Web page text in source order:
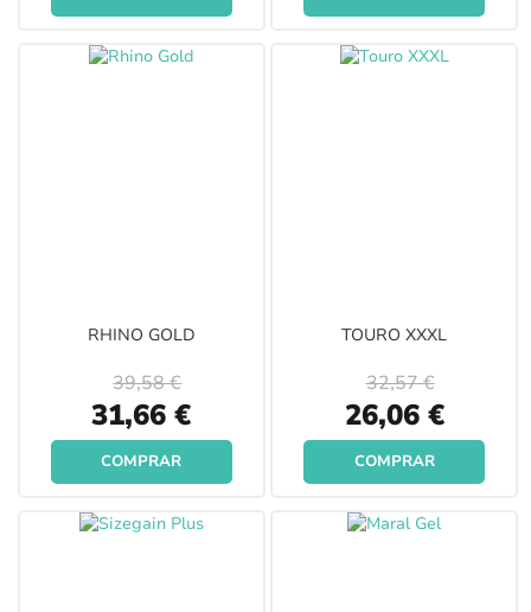
RHINO GOLD
Special
Price
31,66 €
39,58 €
COMPRAR
TOURO XXXL
Special
Price
26,06 €
32,57 €
COMPRAR